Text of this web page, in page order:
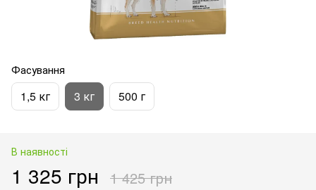
Фасування
1,5 кг 3 кг 500 г
В наявності
1 325 грн 1 425 грн